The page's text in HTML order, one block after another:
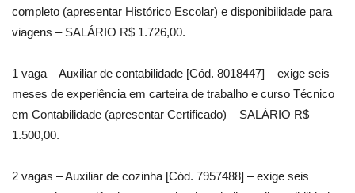
completo (apresentar Histórico Escolar) e disponibilidade para
viagens – SALÁRIO R$ 1.726,00.
1 vaga – Auxiliar de contabilidade [Cód. 8018447] – exige seis
meses de experiência em carteira de trabalho e curso Técnico
em Contabilidade (apresentar Certificado) – SALÁRIO R$
1.500,00.
2 vagas – Auxiliar de cozinha [Cód. 7957488] – exige seis